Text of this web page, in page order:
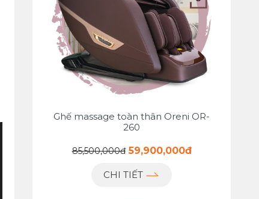
Ghế massage toàn thân Oreni OR-
260
85,500,000đ 59,900,000đ
CHI TIẾT